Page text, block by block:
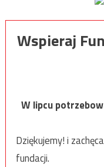
Wspieraj
W lipcu
Dziękujemy! i
fundacji.